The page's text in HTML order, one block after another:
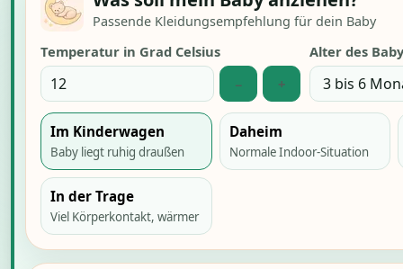
Passende Kleidungsempfehlung für dein Baby
Temperatur in Grad Celsius
−
+
Alter des
Im Kinderwagen
Baby liegt ruhig draußen
Daheim
Normale Indoor-Situation
In der Trage
Viel Körperkontakt, wärmer